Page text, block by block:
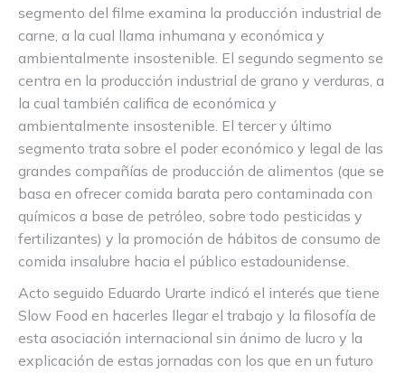
segmento del filme examina la producción industrial de
carne, a la cual llama inhumana y económica y
ambientalmente insostenible. El segundo segmento se
centra en la producción industrial de grano y verduras, a
la cual también califica de económica y
ambientalmente insostenible. El tercer y último
segmento trata sobre el poder económico y legal de las
grandes compañías de producción de alimentos (que se
basa en ofrecer comida barata pero contaminada con
químicos a base de petróleo, sobre todo pesticidas y
fertilizantes) y la promoción de hábitos de consumo de
comida insalubre hacia el público estadounidense.
Acto seguido Eduardo Urarte indicó el interés que tiene
Slow Food en hacerles llegar el trabajo y la filosofía de
esta asociación internacional sin ánimo de lucro y la
explicación de estas jornadas con los que en un futuro